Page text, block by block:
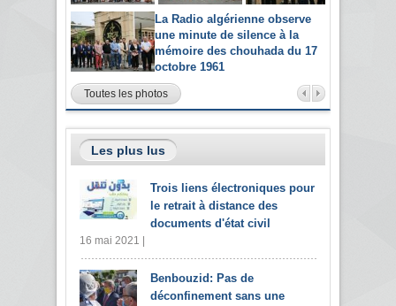
La Radio algérienne observe
une minute de silence à la
mémoire des chouhada du 17
octobre 1961
Toutes les photos
Les plus lus
Trois liens électroniques pour
le retrait à distance des
documents d'état civil
16 mai 2021 |
Benbouzid: Pas de
déconfinement sans une